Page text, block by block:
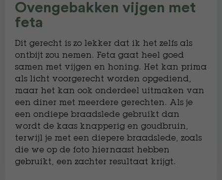
Ovengebakken vijgen met
feta
Dit gerecht is zo lekker dat ik het zelfs als
ontbijt zou nemen. Feta gaat heel goed
samen met vijgen en honing. Het kan prima
als licht voorgerecht worden opgediend,
maar het kan ook onderdeel uitmaken van
een diner met meerdere gerechten. Als je
een ondiepe braadslede gebruikt dan
wordt de kaas knapperig en goudbruin,
terwijl je met een diepere braadslede, zoals
die we op de foto hiernaast hebben
gebruikt, een zachter resultaat krijgt.